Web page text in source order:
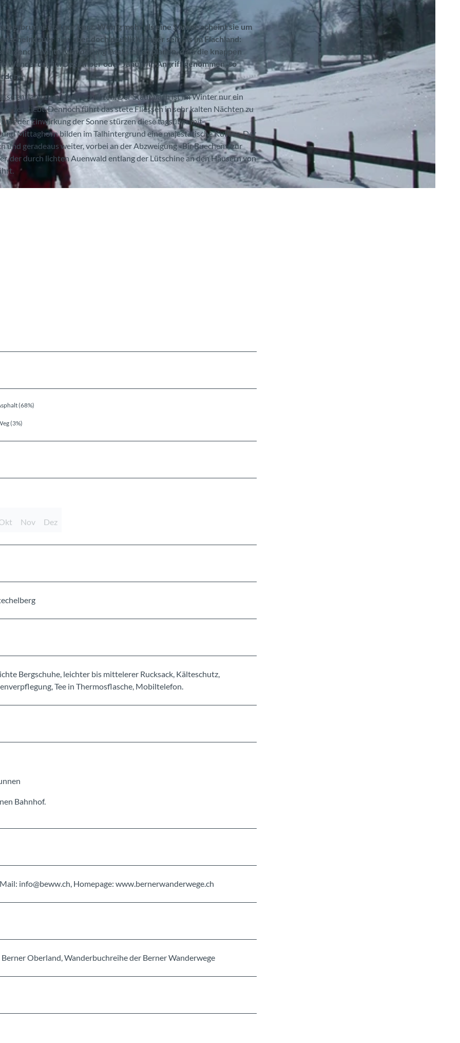
nur kurz. Wenig mehr als eine Stunde scheint sie um
hier aber doch deutlich länger sein als im Flachland:
Winterwanderung lässt sich so planen, dass die knappen
im Dezember oder Januar in Angriff genommen, so
entlang zum Hotel Schützen. Der Staubbach ist im Winter nur ein
zerstiebt. Dennoch führt das stete Fliessen in sehr kalten Nächten zu
der Einwirkung der Sonne stürzen diese tagsüber mit
Mittaghorn bilden im Talhintergrund eine majestätische Kulisse. Der
geradeaus weiter, vorbei an der Abzweigung «Bir Buechen», zur
der durch lichten Auenwald entlang der Lütschine an den Häusern von
(68%)
(3%)
Nov Dez
Bergschuhe, leichter bis mittelerer Rucksack, Kälteschutz,
Tee in Thermosflasche, Mobiltelefon.
Bahnhof.
info@beww.ch, Homepage: www.bernerwanderwege.ch
Oberland, Wanderbuchreihe der Berner Wanderwege